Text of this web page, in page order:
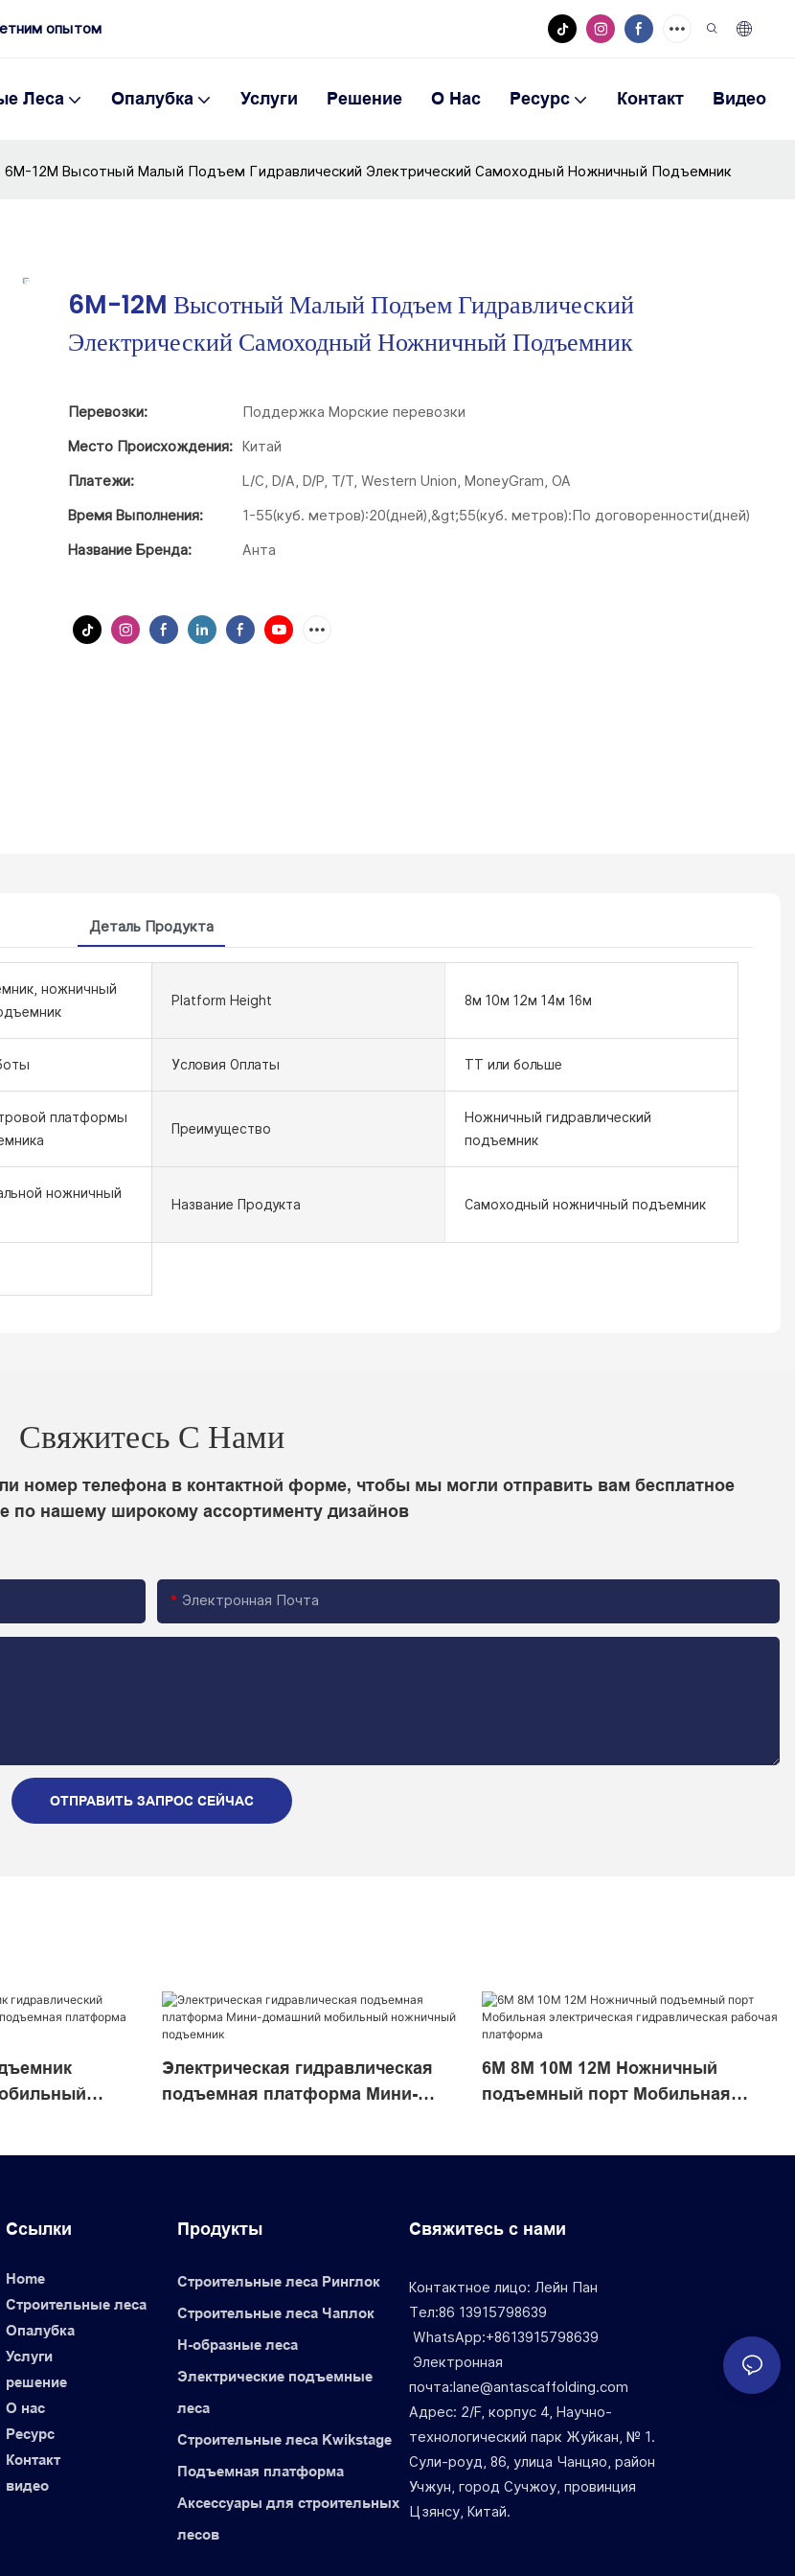
опытом
Леса Опалубка Услуги Решение О Нас Ресурс Контакт Видео
6M-12M Высотный Малый Подъем Гидравлический Электрический Самоходный Ножничный Подъемник
6M-12M Высотный Малый Подъем Гидравлический
Электрический Самоходный Ножничный Подъемник
Перевозки: Поддержка Морские перевозки
Место Происхождения: Китай
Платежи: L/C, D/A, D/P, T/T, Western Union, MoneyGram, OA
Время Выполнения: 1-55(куб. метров):20(дней),&gt;55(куб. метров):По договоренности(дней)
Название Бренда: Анта
Деталь Продукта
ножничный
Platform Height 8м 10м 12м 14м 16м
Условия Оплаты ТТ или больше
платформы
Преимущество
Ножничный гидравлический
подъемник
ножничный
Название Продукта Самоходный ножничный подъемник
Свяжитесь С Нами
номер телефона в контактной форме, чтобы мы могли отправить вам бесплатное
по нашему широкому ассортименту дизайнов
Электронная Почта
ОТПРАВИТЬ ЗАПРОС СЕЙЧАС
Электрическая гидравлическая
подъемная платформа Мини-
6M 8M 10M 12M Ножничный
подъемный порт Мобильная
Ссылки
Home
Строительные леса
Опалубка
Услуги
решение
О нас
Ресурс
Контакт
видео
Продукты
Строительные леса Ринглок
Строительные леса Чаплок
H-образные леса
Электрические подъемные
леса
Строительные леса Kwikstage
Подъемная платформа
Аксессуары для строительных
лесов
Свяжитесь с нами
Контактное лицо: Лейн Пан
Тел:86 13915798639
WhatsApp:+8613915798639
Электронная
почта:lane@antascaffolding.com
Адрес: 2/F, корпус 4, Научно-
технологический парк Жуйкан, № 1.
Сули-роуд, 86, улица Чанцяо, район
Учжун, город Сучжоу, провинция
Цзянсу, Китай.